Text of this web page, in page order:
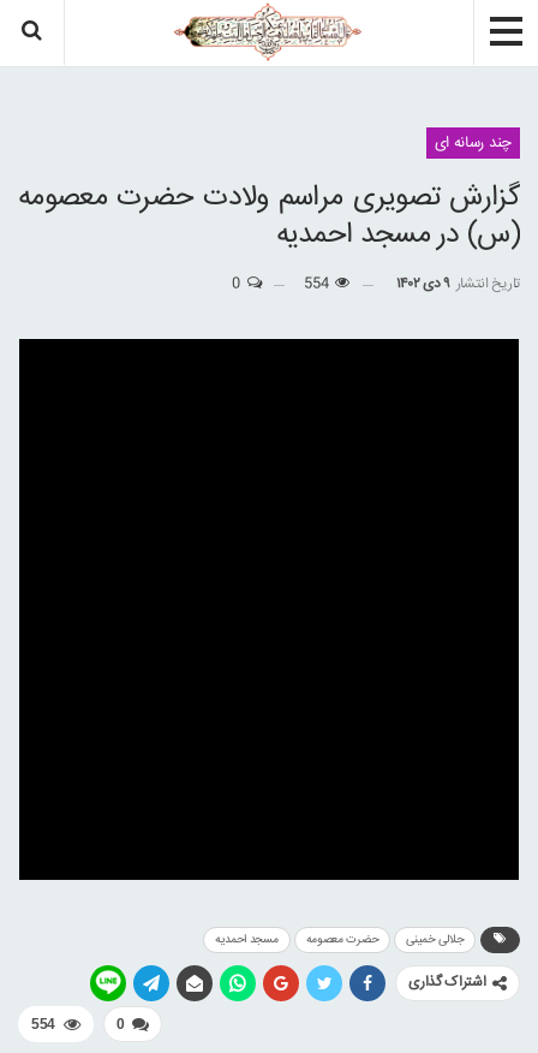
چند رسانه ای
گزارش تصویری مراسم ولادت حضرت معصومه
(س) در مسجد احمدیه
تاریخ انتشار ۹ دی ۱۴۰۲ 554
0
جلالی خمینی حضرت معصومه مسجد احمدیه
اشتراک گذاری
0
554